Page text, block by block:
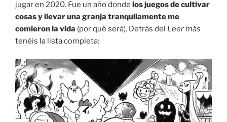
jugar en 2020. Fue un año donde los juegos de cultivar
cosas y llevar una granja tranquilamente me
comieron la vida (por qué será). Detrás del Leer más
tenéis la lista completa: